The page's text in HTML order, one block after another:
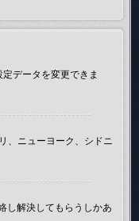
データを変更できま
、ニューヨーク、シドニ
し解決してもらうしかあ